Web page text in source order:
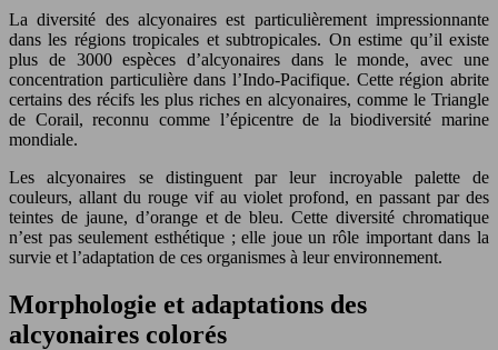
La diversité des alcyonaires est particulièrement impressionnante
dans les régions tropicales et subtropicales. On estime qu’il existe
plus de 3000 espèces d’alcyonaires dans le monde, avec une
concentration particulière dans l’Indo-Pacifique. Cette région abrite
certains des récifs les plus riches en alcyonaires, comme le Triangle
de Corail, reconnu comme l’épicentre de la biodiversité marine
mondiale.
Les alcyonaires se distinguent par leur incroyable palette de
couleurs, allant du rouge vif au violet profond, en passant par des
teintes de jaune, d’orange et de bleu. Cette diversité chromatique
n’est pas seulement esthétique ; elle joue un rôle important dans la
survie et l’adaptation de ces organismes à leur environnement.
Morphologie et adaptations des
alcyonaires colorés